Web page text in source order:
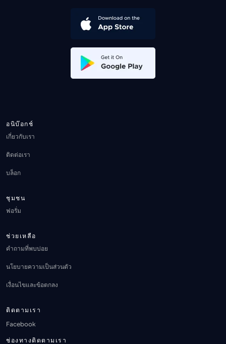
อนิบ๊อกช์
เกี่ยวกับเรา
ติดต่อเรา
บล็อก
ชุมชน
ฟอรั่ม
ช่วยเหลือ
คำถามที่พบบ่อย
นโยบายความเป็นส่วนตัว
เงื่อนไขและข้อตกลง
ติดตามเรา
Facebook
ช่องทางติดตามเรา